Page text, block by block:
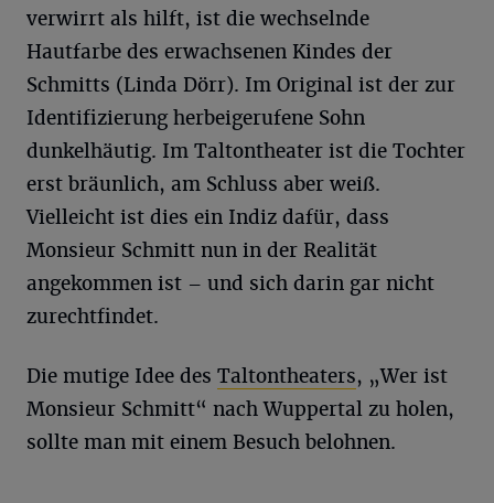
verwirrt als hilft, ist die wechselnde
Hautfarbe des erwachsenen Kindes der
Schmitts (Linda Dörr). Im Original ist der zur
Identifizierung herbeigerufene Sohn
dunkelhäutig. Im Taltontheater ist die Tochter
erst bräunlich, am Schluss aber weiß.
Vielleicht ist dies ein Indiz dafür, dass
Monsieur Schmitt nun in der Realität
angekommen ist – und sich darin gar nicht
zurechtfindet.
Die mutige Idee des Taltontheaters, „Wer ist
Monsieur Schmitt“ nach Wuppertal zu holen,
sollte man mit einem Besuch belohnen.